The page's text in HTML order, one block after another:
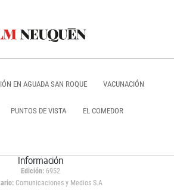
EN AGUADA SAN ROQUE VACUNACIÓN
PUNTOS DE VISTA EL COMEDOR
Información
Edición: 6952
Comunicaciones y Medios S.A